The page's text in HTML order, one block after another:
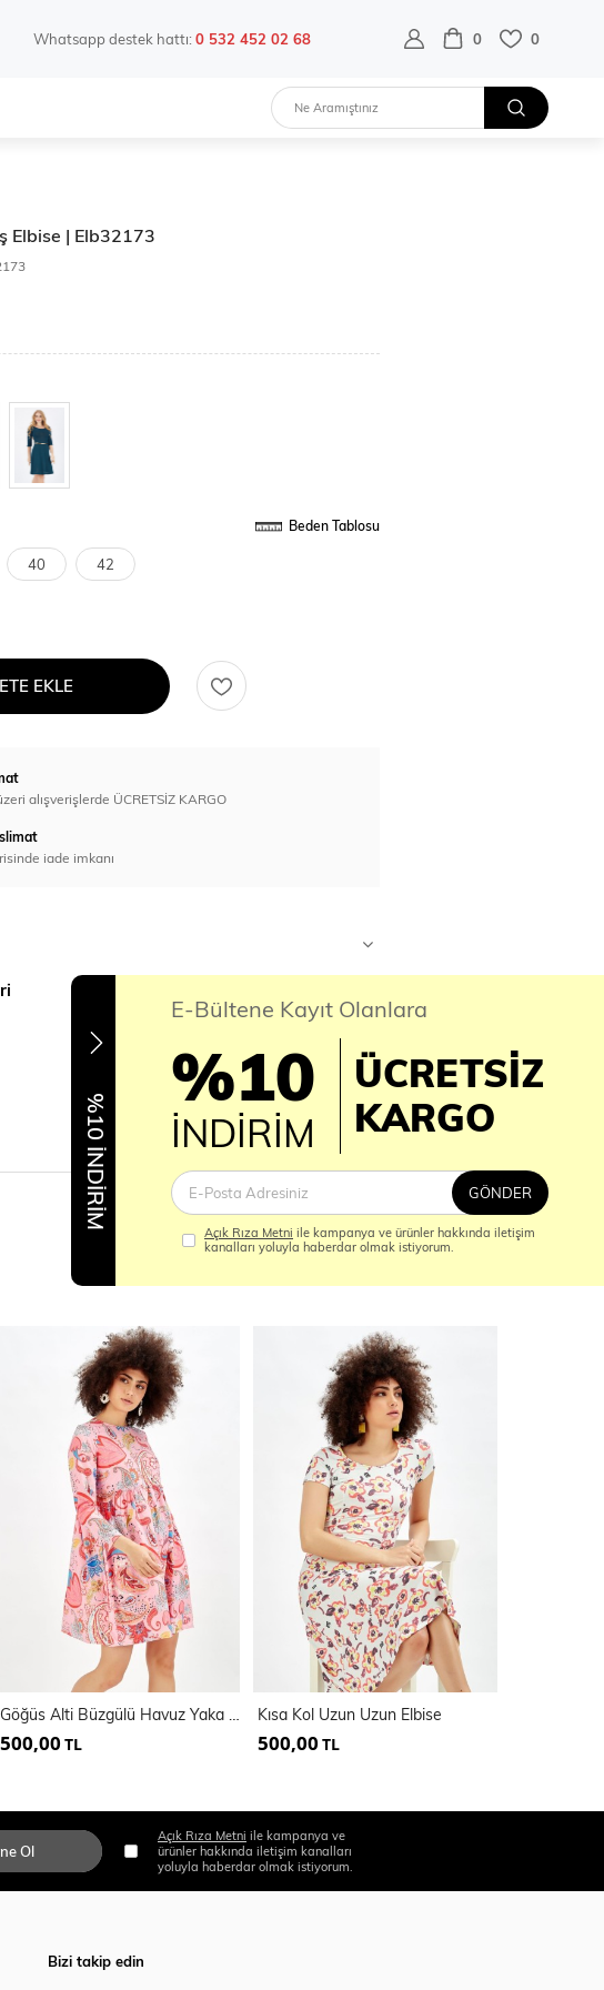
Whatsapp destek hattı:0 532 452 02 68 0 0
Elbise | Elb32173
Beden Tablosu
40 42
EKLE
alışverişlerde ÜCRETSİZ KARGO
iade imkanı
Göğüs Alti Büzgülü Havuz Yaka Desenli Elbise_Elb32126
500,00 TL
Kısa Kol Uzun Uzun Elbise
500,00 TL
%10 İNDİRİM
E-Bültene Kayıt Olanlara
%10
İNDİRİM
ÜCRETSİZ
KARGO
GÖNDER
Açık Rıza Metni ile kampanya ve ürünler hakkında iletişim
kanalları yoluyla haberdar olmak istiyorum.
Ol
Açık Rıza Metni ile kampanya ve
ürünler hakkında iletişim kanalları
yoluyla haberdar olmak istiyorum.
Bizi takip edin